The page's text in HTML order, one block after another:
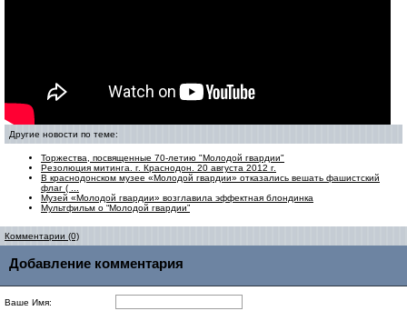
Другие новости по теме:
Торжества, посвященные 70-летию "Молодой гвардии"
Резолюция митинга. г. Краснодон. 20 августа 2012 г.
В краснодонском музее «Молодой гвардии» отказались вешать фашистский
флаг ( ...
Музей «Молодой гвардии» возглавила эффектная блондинка
Мультфильм о “Молодой гвардии”
Комментарии (0)
Добавление комментария
Ваше Имя: